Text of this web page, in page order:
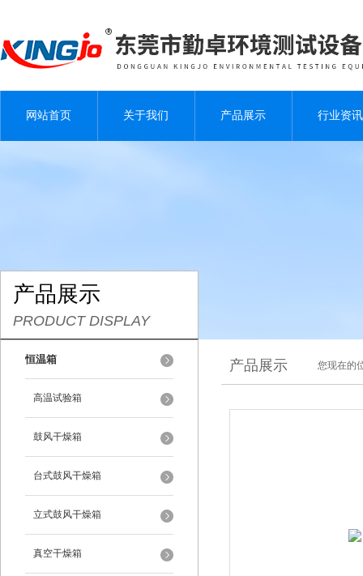
网站首页 关于我们 产品展示 行业资讯
产品展示
PRODUCT DISPLAY
恒温箱
高温试验箱
鼓风干燥箱
台式鼓风干燥箱
立式鼓风干燥箱
真空干燥箱
产品展示 您现在的